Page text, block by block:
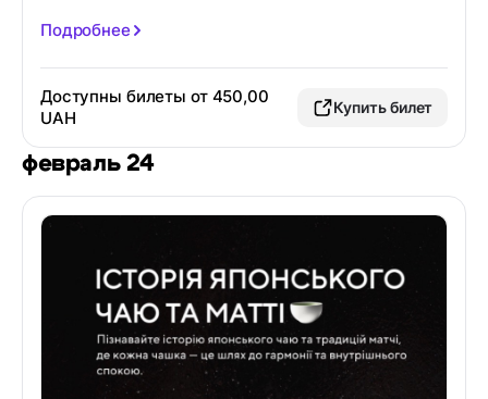
Подробнее
Доступны билеты от 450,00
UAH
Купить билет
февраль 24